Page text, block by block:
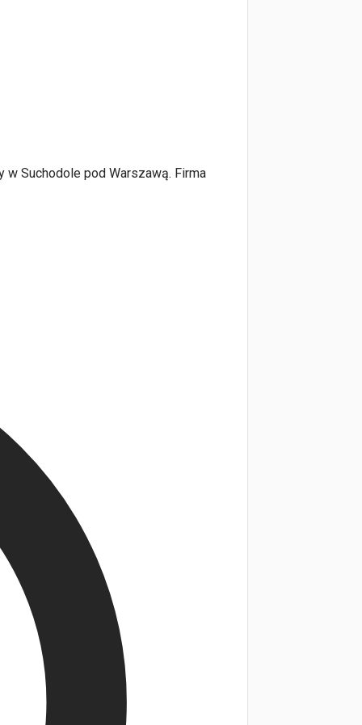
Suchodole pod Warszawą. Firma